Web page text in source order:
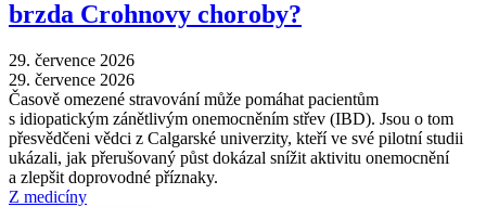
brzda Crohnovy choroby?
29. července 2026
29. července 2026
Časově omezené stravování může pomáhat pacientům
s idiopatickým zánětlivým onemocněním střev (IBD). Jsou o tom
přesvědčeni vědci z Calgarské univerzity, kteří ve své pilotní studii
ukázali, jak přerušovaný půst dokázal snížit aktivitu onemocnění
a zlepšit doprovodné příznaky.
Z medicíny